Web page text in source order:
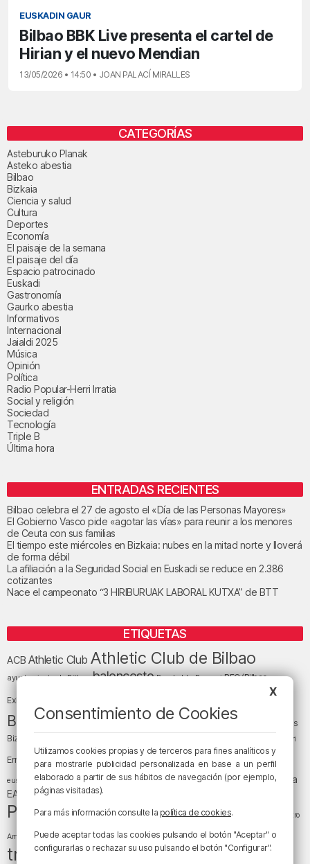
EUSKADIN GAUR
Bilbao BBK Live presenta el cartel de
Hirian y el nuevo Mendian
13/05/2026 • 14:50 • JOAN PALACÍ MIRALLES
CATEGORÍAS
Asteburuko Planak
Asteko abestia
Bilbao
Bizkaia
Ciencia y salud
Cultura
Deportes
Economía
El paisaje de la semana
El paisaje del día
Espacio patrocinado
Euskadi
Gastronomía
Gaurko abestia
Informativos
Internacional
Jaialdi 2025
Música
Opinión
Política
Radio Popular-Herri Irratia
Social y religión
Sociedad
Tecnología
Triple B
Última hora
ENTRADAS RECIENTES
Bilbao celebra el 27 de agosto el «Día de las Personas Mayores»
El Gobierno Vasco pide «agotar las vías» para reunir a los menores
de Ceuta con sus familias
El tiempo este miércoles en Bizkaia: nubes en la mitad norte y lloverá
de forma débil
La afiliación a la Seguridad Social en Euskadi se reduce en 2.386
cotizantes
Nace el campeonato “3 HIRIBURUAK LABORAL KUTXA” de BTT
ETIQUETAS
ACB Athletic Club Athletic Club de Bilbao
ayuntamiento de Bilbao baloncesto Barakaldo Basauri BEC (Bilbao
Exhibition Center) Bizkaia
Bizkaia y sus comarcas Copa del Rey cultura
Cáritas
Bizkaia
Diócesis de Bilbao el tiempo Enkarterri
Ernesto Valverde Ertzaintza Euskadi (País Vasco)
euskera fiestas fútbol Gobierno vasco juanma jubera LaLiga LaLiga
EA Sports Liga Endesa
Política religión San Mamés sociedadsucesos Teatro
Arriaga tiempotiempo atmosféricotráfico
tráfico en Bizkaia
X
Consentimiento de Cookies
Utilizamos cookies propias y de terceros para fines analíticos y
para mostrarle publicidad personalizada en base a un perfil
elaborado a partir de sus hábitos de navegación (por ejemplo,
páginas visitadas).
Para más información consulte la política de cookies.
Puede aceptar todas las cookies pulsando el botón "Aceptar" o
configurarlas o rechazar su uso pulsando el botón "Configurar".